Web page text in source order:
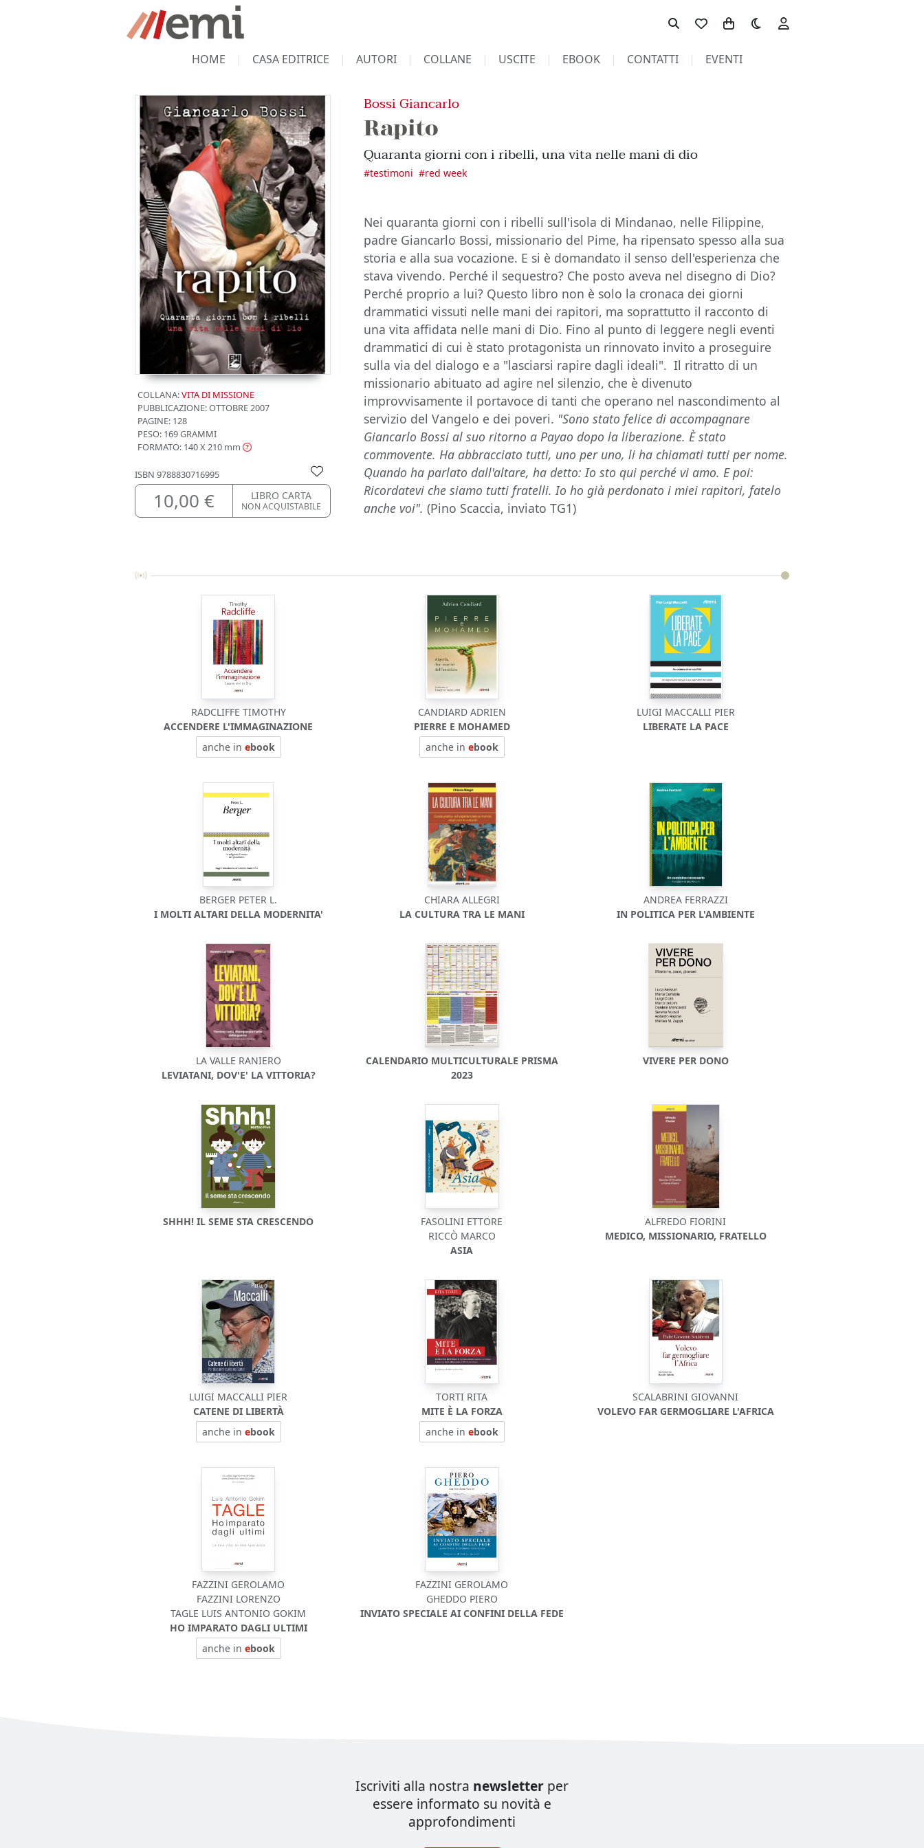
Toggle theme
HOME CASA EDITRICE AUTORI COLLANE USCITE EBOOK CONTATTI EVENTI
COLLANA:VITA DI MISSIONE
PUBBLICAZIONE:OTTOBRE 2007
PAGINE: 128
PESO: 169 GRAMMI
FORMATO: 140 X 210 mm
ISBN 9788830716995
10,00 € LIBRO CARTA
NON ACQUISTABILE
Bossi Giancarlo
Rapito
Quaranta giorni con i ribelli, una vita nelle mani di dio
#testimoni #red week
Nei quaranta giorni con i ribelli sull'isola di Mindanao, nelle Filippine,
padre Giancarlo Bossi, missionario del Pime, ha ripensato spesso alla sua
storia e alla sua vocazione. E si è domandato il senso dell'esperienza che
stava vivendo. Perché il sequestro? Che posto aveva nel disegno di Dio?
Perché proprio a lui? Questo libro non è solo la cronaca dei giorni
drammatici vissuti nelle mani dei rapitori, ma soprattutto il racconto di
una vita affidata nelle mani di Dio. Fino al punto di leggere negli eventi
drammatici di cui è stato protagonista un rinnovato invito a proseguire
sulla via del dialogo e a "lasciarsi rapire dagli ideali". Il ritratto di un
missionario abituato ad agire nel silenzio, che è divenuto
improvvisamente il portavoce di tanti che operano nel nascondimento al
servizio del Vangelo e dei poveri. "Sono stato felice di accompagnare
Giancarlo Bossi al suo ritorno a Payao dopo la liberazione. È stato
commovente. Ha abbracciato tutti, uno per uno, li ha chiamati tutti per nome.
Quando ha parlato dall'altare, ha detto: Io sto qui perché vi amo. E poi:
Ricordatevi che siamo tutti fratelli. Io ho già perdonato i miei rapitori, fatelo
anche voi". (Pino Scaccia, inviato TG1)
RADCLIFFE TIMOTHY
ACCENDERE L'IMMAGINAZIONE
anche in ebook
CANDIARD ADRIEN
PIERRE E MOHAMED
anche in ebook
LUIGI MACCALLI PIER
LIBERATE LA PACE
BERGER PETER L.
I MOLTI ALTARI DELLA MODERNITA'
CHIARA ALLEGRI
LA CULTURA TRA LE MANI
ANDREA FERRAZZI
IN POLITICA PER L'AMBIENTE
LA VALLE RANIERO
LEVIATANI, DOV'E' LA VITTORIA?
CALENDARIO MULTICULTURALE PRISMA
2023
VIVERE PER DONO
SHHH! IL SEME STA CRESCENDO
FASOLINI ETTORE
RICCÒ MARCO
ASIA
ALFREDO FIORINI
MEDICO, MISSIONARIO, FRATELLO
LUIGI MACCALLI PIER
CATENE DI LIBERTÀ
anche in ebook
TORTI RITA
MITE È LA FORZA
anche in ebook
SCALABRINI GIOVANNI
VOLEVO FAR GERMOGLIARE L'AFRICA
FAZZINI GEROLAMO
FAZZINI LORENZO
TAGLE LUIS ANTONIO GOKIM
HO IMPARATO DAGLI ULTIMI
anche in ebook
FAZZINI GEROLAMO
GHEDDO PIERO
INVIATO SPECIALE AI CONFINI DELLA FEDE
Iscriviti alla nostra newsletter per
essere informato su novità e
approfondimenti